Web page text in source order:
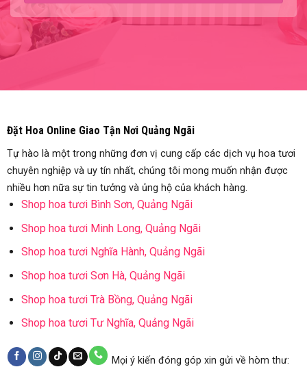
Đặt Hoa Online Giao Tận Nơi Quảng Ngãi
Tự hào là một trong những đơn vị cung cấp các dịch vụ hoa tươi
chuyên nghiệp và uy tín nhất, chúng tôi mong muốn nhận được
nhiều hơn nữa sự tin tưởng và ủng hộ của khách hàng.
Shop hoa tươi Bình Sơn, Quảng Ngãi
Shop hoa tươi Minh Long, Quảng Ngãi
Shop hoa tươi Nghĩa Hành, Quảng Ngãi
Shop hoa tươi Sơn Hà, Quảng Ngãi
Shop hoa tươi Trà Bồng, Quảng Ngãi
Shop hoa tươi Tư Nghĩa, Quảng Ngãi
Mọi ý kiến đóng góp xin gửi về hòm thư: